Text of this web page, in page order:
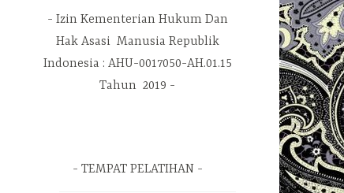
Izin Kementerian Hukum Dan
Hak Asasi Manusia Republik
Indonesia : AHU-0017050-AH.01.15
Tahun 2019
TEMPAT PELATIHAN